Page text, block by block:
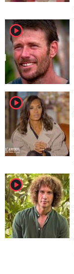
player2
player2
player2